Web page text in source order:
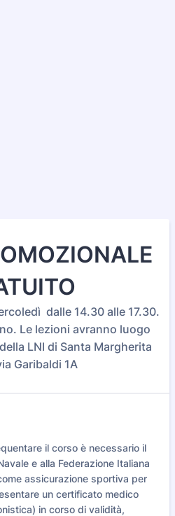
dalle 14.30 alle 17.30.
Le lezioni avranno luogo
LNI di Santa Margherita
Garibaldi 1A
il corso è necessario il
e alla Federazione Italiana
assicurazione sportiva per
un certificato medico
in corso di validità,